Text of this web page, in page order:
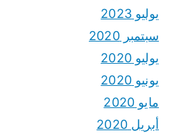
يوليو 2023
سبتمبر 2020
يوليو 2020
يونيو 2020
مايو 2020
أبريل 2020